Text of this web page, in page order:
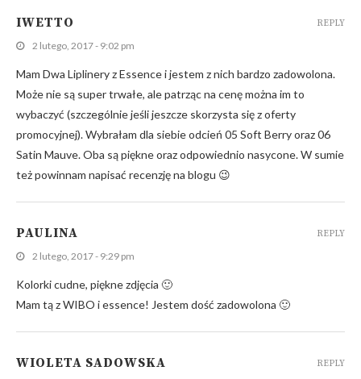
IWETTO
2 lutego, 2017 - 9:02 pm
Mam Dwa Liplinery z Essence i jestem z nich bardzo zadowolona.
Może nie są super trwałe, ale patrząc na cenę można im to
wybaczyć (szczególnie jeśli jeszcze skorzysta się z oferty
promocyjnej). Wybrałam dla siebie odcień 05 Soft Berry oraz 06
Satin Mauve. Oba są piękne oraz odpowiednio nasycone. W sumie
też powinnam napisać recenzję na blogu 😉
REPLY
PAULINA
2 lutego, 2017 - 9:29 pm
Kolorki cudne, piękne zdjęcia 🙂
Mam tą z WIBO i essence! Jestem dość zadowolona 🙂
REPLY
WIOLETA SADOWSKA REPLY